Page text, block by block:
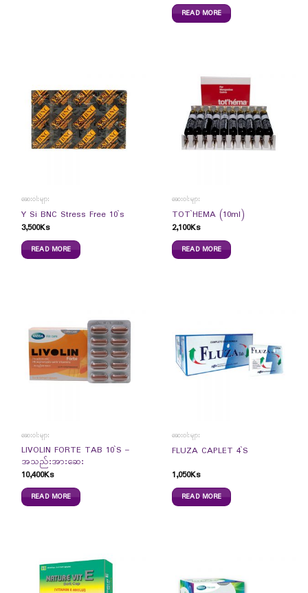
READ MORE
ဆေးဝါးများ
Y Si BNC Stress Free 10`s
3,500Ks
READ MORE
ဆေးဝါးများ
TOT`HEMA (10ml)
2,100Ks
READ MORE
ဆေးဝါးများ
LIVOLIN FORTE TAB 10`S –
အသည်းအားဆေး
10,400Ks
READ MORE
ဆေးဝါးများ
FLUZA CAPLET 4`S
1,050Ks
READ MORE